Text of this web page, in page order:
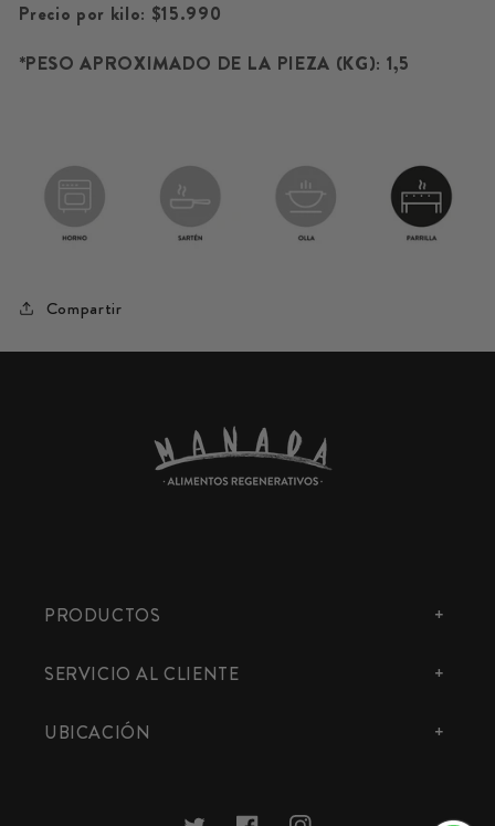
Precio por kilo: $15.990
*PESO APROXIMADO DE LA PIEZA (KG): 1,5
Compartir
PRODUCTOS
SERVICIO AL CLIENTE
UBICACIÓN